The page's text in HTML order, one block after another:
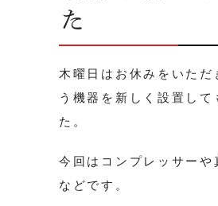
た
木曜日はお休みをいただ
う機器を新しく設置して
た。
今回はコンプレッサーや
などです。